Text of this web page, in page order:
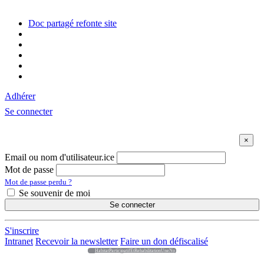
Doc partagé refonte site
Adhérer
Se connecter
Email ou nom d'utilisateur.ice
Mot de passe
Mot de passe perdu ?
Se souvenir de moi
Se connecter
S'inscrire
Intranet Recevoir la newsletter Faire un don défiscalisé
HabitatParticipatifEtRehabilitationUneNo